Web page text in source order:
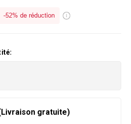
-52% de réduction
gratuite)